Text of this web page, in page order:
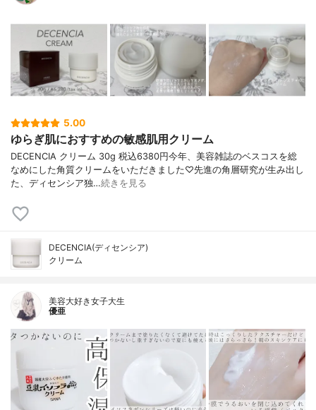
5.00
ゆらぎ肌におすすめの敏感肌用クリーム
DECENCIA クリーム 30g 税込6380円今年、美容雑誌のベスコスを総
なめにした角質クリームをいただきました♡先進の角層研究が生み出し
た、ディセンシア独…続きを見る
DECENCIA(ディセンシア)
クリーム
美容大好き女子大生
優亜